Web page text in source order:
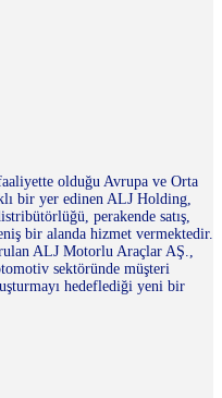
olduğu Avrupa ve Orta
bir yer edinen ALJ Holding,
perakende satış,
bir alanda hizmet vermektedir.
ALJ Motorlu Araçlar AŞ.,
sektöründe müşteri
hedeflediği yeni bir